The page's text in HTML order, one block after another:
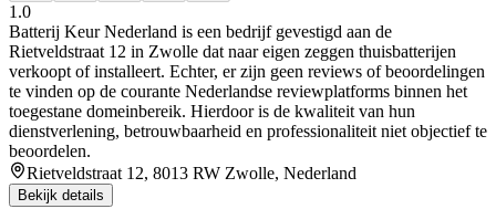
1.0
Batterij Keur Nederland is een bedrijf gevestigd aan de
Rietveldstraat 12 in Zwolle dat naar eigen zeggen thuisbatterijen
verkoopt of installeert. Echter, er zijn geen reviews of beoordelingen
te vinden op de courante Nederlandse reviewplatforms binnen het
toegestane domeinbereik. Hierdoor is de kwaliteit van hun
dienstverlening, betrouwbaarheid en professionaliteit niet objectief te
beoordelen.
Rietveldstraat 12, 8013 RW Zwolle, Nederland
Bekijk details